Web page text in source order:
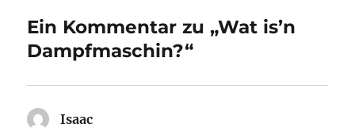
Ein Kommentar zu „Wat is’n
Dampfmaschin?“
Isaac